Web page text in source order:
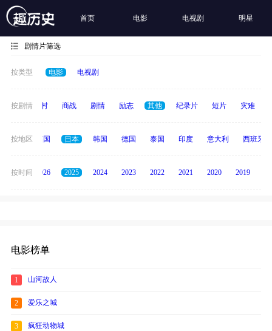
首页 电影 电视剧 明星
剧情片筛选
按类型 电影 电视剧
按剧情
历史 乡村 商战 剧情 励志 其他 纪录片 短片 灾难
按地区
法国 英国 日本 韩国 德国 泰国 印度 意大利 西班牙
按时间
全部 2026 2025 2024 2023 2022 2021 2020 2019
电影榜单
1 山河故人
2 爱乐之城
3 疯狂动物城